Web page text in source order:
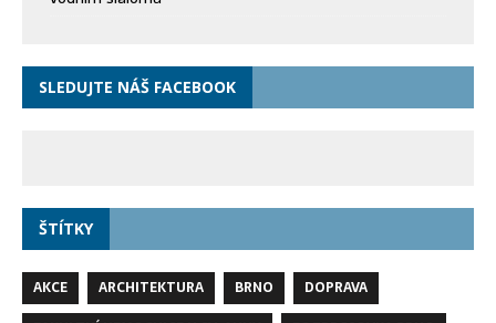
SLEDUJTE NÁŠ FACEBOOK
ŠTÍTKY
AKCE ARCHITEKTURA BRNO
DOPRAVA